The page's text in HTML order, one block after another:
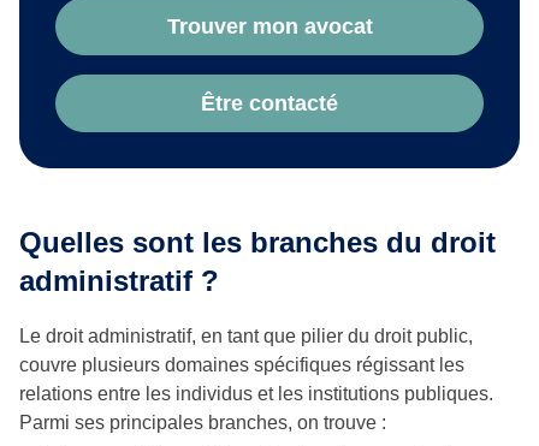
Trouver mon avocat
Être contacté
Quelles sont les branches du droit
administratif ?
Le droit administratif, en tant que pilier du droit public,
couvre plusieurs domaines spécifiques régissant les
relations entre les individus et les institutions publiques.
Parmi ses principales branches, on trouve :